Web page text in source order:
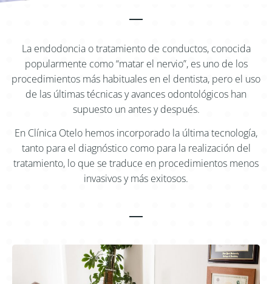
La endodoncia o tratamiento de conductos, conocida
popularmente como “matar el nervio”, es uno de los
procedimientos más habituales en el dentista, pero el uso
de las últimas técnicas y avances odontológicos han
supuesto un antes y después.
En Clínica Otelo hemos incorporado la última tecnología,
tanto para el diagnóstico como para la realización del
tratamiento, lo que se traduce en procedimientos menos
invasivos y más exitosos.